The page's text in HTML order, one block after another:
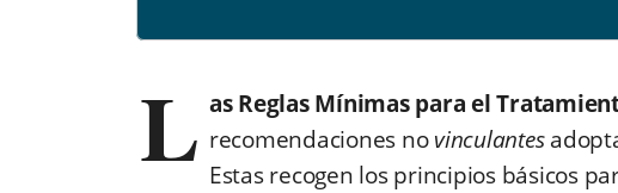
L as Reglas Mínimas para el
recomendaciones novinculantes
Estas recogen los principios básicos